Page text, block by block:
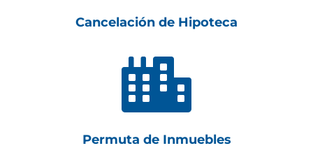
Cancelación de Hipoteca

Permuta de Inmuebles